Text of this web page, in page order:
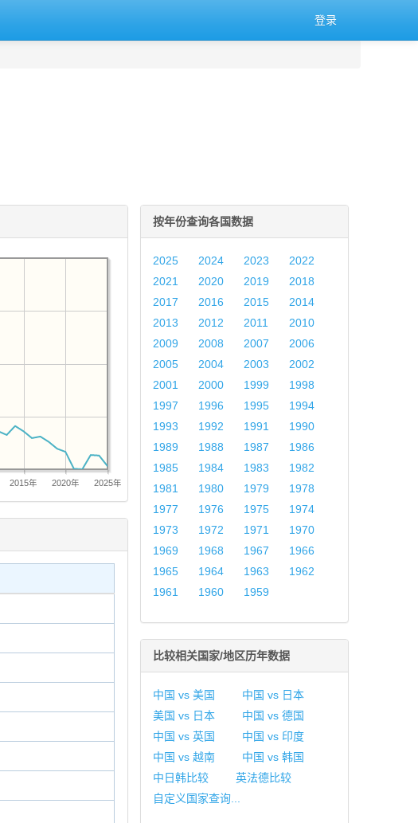
登录
2015年 2020年 2025年
按年份查询各国数据
2025 2024 2023
2022
2021
2020 2019
2018
2017
2016 2015
2014
2013
2012 2011
2010
2009
2008 2007
2006
2005
2004 2003
2002
2001
2000 1999
1998
1997
1996 1995
1994
1993
1992 1991
1990
1989
1988 1987
1986
1985
1984 1983
1982
1981
1980 1979
1978
1977
1976 1975
1974
1973
1972 1971
1970
1969
1968 1967
1966
1965
1964 1963
1962
1961
1960 1959
比较相关国家/地区历年数据
中国 vs 美国
中国 vs 日本
美国 vs 日本
中国 vs 德国
中国 vs 英国
中国 vs 印度
中国 vs 越南
中国 vs 韩国
中日韩比较
英法德比较
自定义国家查询...